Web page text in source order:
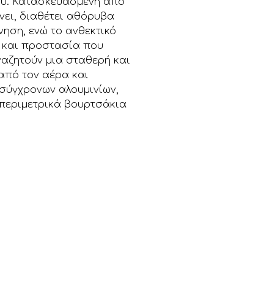
διαθέτει αθόρυβα
ενώ το ανθεκτικό
προστασία που
μια σταθερή και
τον αέρα και
αλουμινίων,
βουρτσάκια